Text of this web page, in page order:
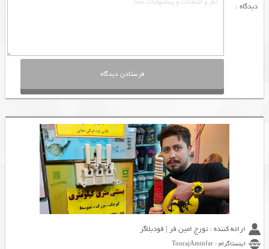
دیدگاه :
ارائه کننده : تورج امین فر | فودبلاگر
اینستاگرام : TourajAminfar